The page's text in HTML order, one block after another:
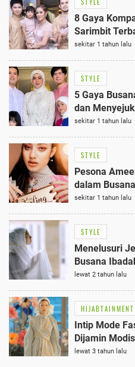
STYLE
8 Gaya
Sarimbit
2025
sekitar 1 tahun lalu
STYLE
5 Gaya
dan
Wajib Tahu!
sekitar 1 tahun lalu
STYLE
Pesona
dalam
Terlihat
sekitar 1 tahun lalu
STYLE
Menelusuri
Busana
lewat 2 tahun lalu
HIJABTAINMENT
Intip Mode
Dijamin
lewat 3 tahun lalu